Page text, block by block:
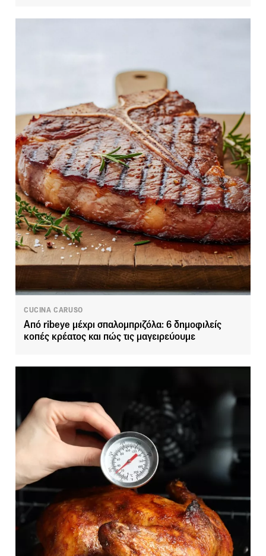
CUCINA CARUSO
Από ribeye μέχρι σπαλομπριζόλα: 6 δημοφιλείς
κοπές κρέατος και πώς τις μαγειρεύουμε